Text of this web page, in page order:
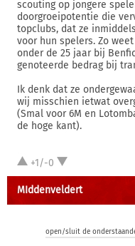
scouting op jongere
doorgroeipotentie die
topclubs, dat ze
voor hun spelers. Zo
onder de 25 jaar bij
genoteerde bedrag bij
Ik denk dat ze
wij misschien ietwat
(Smal voor 6M en
de hoge kant).
+1/-0
MIddenveldert
open/sluit de